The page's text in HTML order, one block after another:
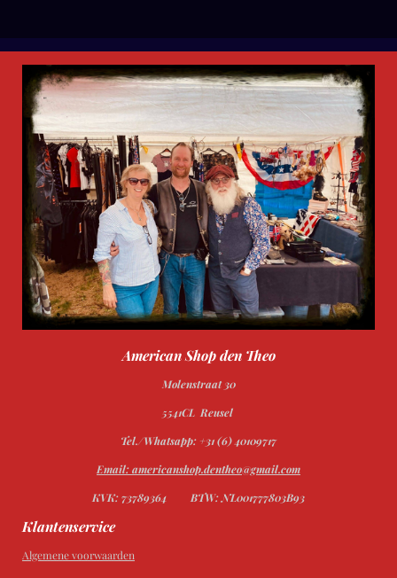
American Shop den Theo
Molenstraat 30
5541CL Reusel
Tel./Whatsapp: +31 (6) 40109717
Email: americanshop.dentheo@gmail.com
KVK: 73789364 BTW: NL001777803B93
Klantenservice
Algemene voorwaarden